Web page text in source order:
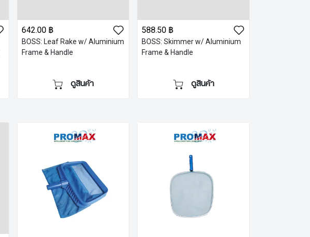
642.00 ฿
BOSS: Leaf Rake w/ Aluminium
Frame & Handle
ดูสินค้า
588.50 ฿
BOSS: Skimmer w/ Aluminium
Frame & Handle
ดูสินค้า